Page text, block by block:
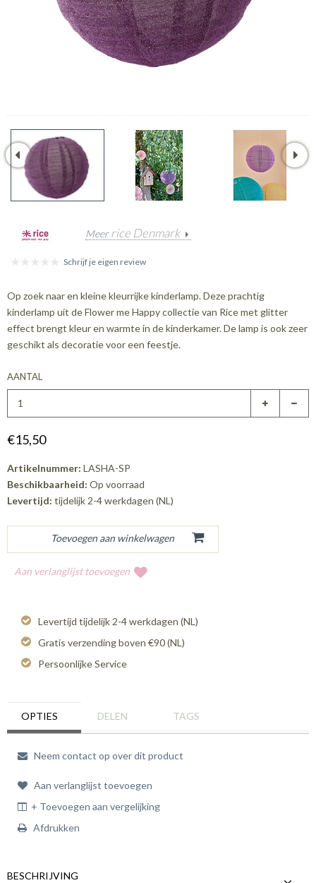
Meerrice Denmark
Schrijf je eigen review
Op zoek naar en kleine kleurrijke kinderlamp. Deze prachtig
kinderlamp uit de Flower me Happy collectie van Rice met glitter
effect brengt kleur en warmte in de kinderkamer. De lamp is ook zeer
geschikt als decoratie voor een feestje.
AANTAL
€15,50
Artikelnummer: LASHA-SP
Beschikbaarheid: Op voorraad
Levertijd: tijdelijk 2-4 werkdagen (NL)
Aan verlanglijst toevoegen
Levertijd tijdelijk 2-4 werkdagen (NL)
Gratis verzending boven €90 (NL)
Persoonlijke Service
OPTIES DELEN TAGS
Neem contact op over dit product
Aan verlanglijst toevoegen
+ Toevoegen aan vergelijking
Afdrukken
BESCHRIJVING